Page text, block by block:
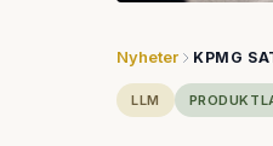
Nyheter KPMG
LLM